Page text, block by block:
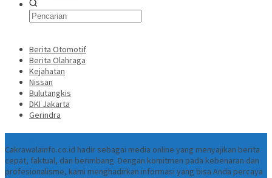
Berita Otomotif
Berita Olahraga
Kejahatan
Nissan
Bulutangkis
DKI Jakarta
Gerindra
Cakrawalainfo.co.id hadir sebagai media online yang menyajikan berita
cepat, faktual, dan berimbang. Dengan komitmen pada kebenaran dan
profesionalisme, kami menghadirkan informasi yang bisa Anda percaya